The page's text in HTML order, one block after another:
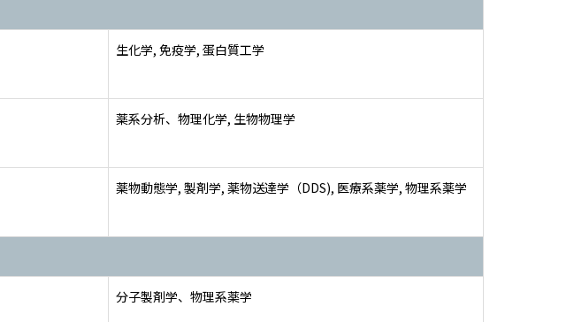
生化学, 免疫学, 蛋白質工学
薬系分析、物理化学, 生物物理学
薬物動態学, 製剤学, 薬物送達学（DDS), 医療系薬学, 物理系薬学
分子製剤学、物理系薬学